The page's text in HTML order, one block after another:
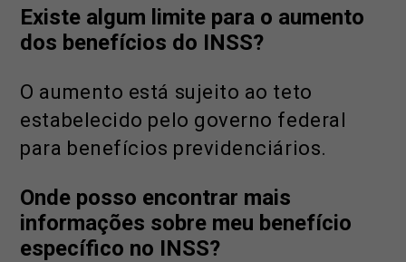
Existe algum limite para o aumento
dos benefícios do INSS?
O aumento está sujeito ao teto
estabelecido pelo governo federal
para benefícios previdenciários.
Onde posso encontrar mais
informações sobre meu benefício
específico no INSS?